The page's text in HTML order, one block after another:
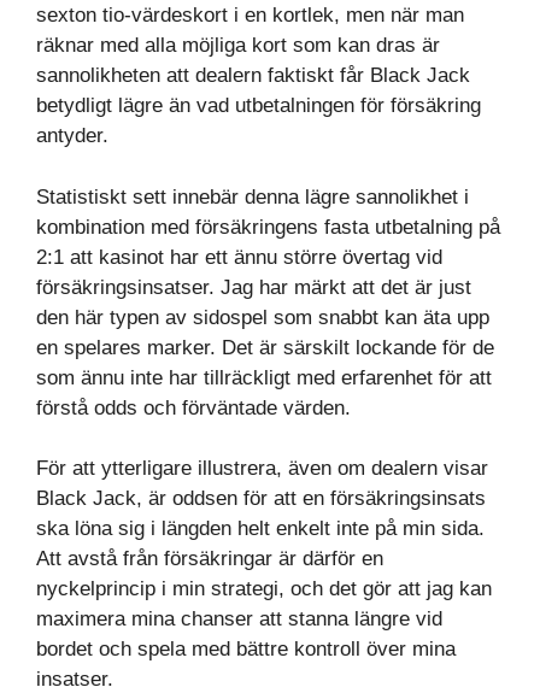
sexton tio-värdeskort i en kortlek, men när man
räknar med alla möjliga kort som kan dras är
sannolikheten att dealern faktiskt får Black Jack
betydligt lägre än vad utbetalningen för försäkring
antyder.
Statistiskt sett innebär denna lägre sannolikhet i
kombination med försäkringens fasta utbetalning på
2:1 att kasinot har ett ännu större övertag vid
försäkringsinsatser. Jag har märkt att det är just
den här typen av sidospel som snabbt kan äta upp
en spelares marker. Det är särskilt lockande för de
som ännu inte har tillräckligt med erfarenhet för att
förstå odds och förväntade värden.
För att ytterligare illustrera, även om dealern visar
Black Jack, är oddsen för att en försäkringsinsats
ska löna sig i längden helt enkelt inte på min sida.
Att avstå från försäkringar är därför en
nyckelprincip i min strategi, och det gör att jag kan
maximera mina chanser att stanna längre vid
bordet och spela med bättre kontroll över mina
insatser.